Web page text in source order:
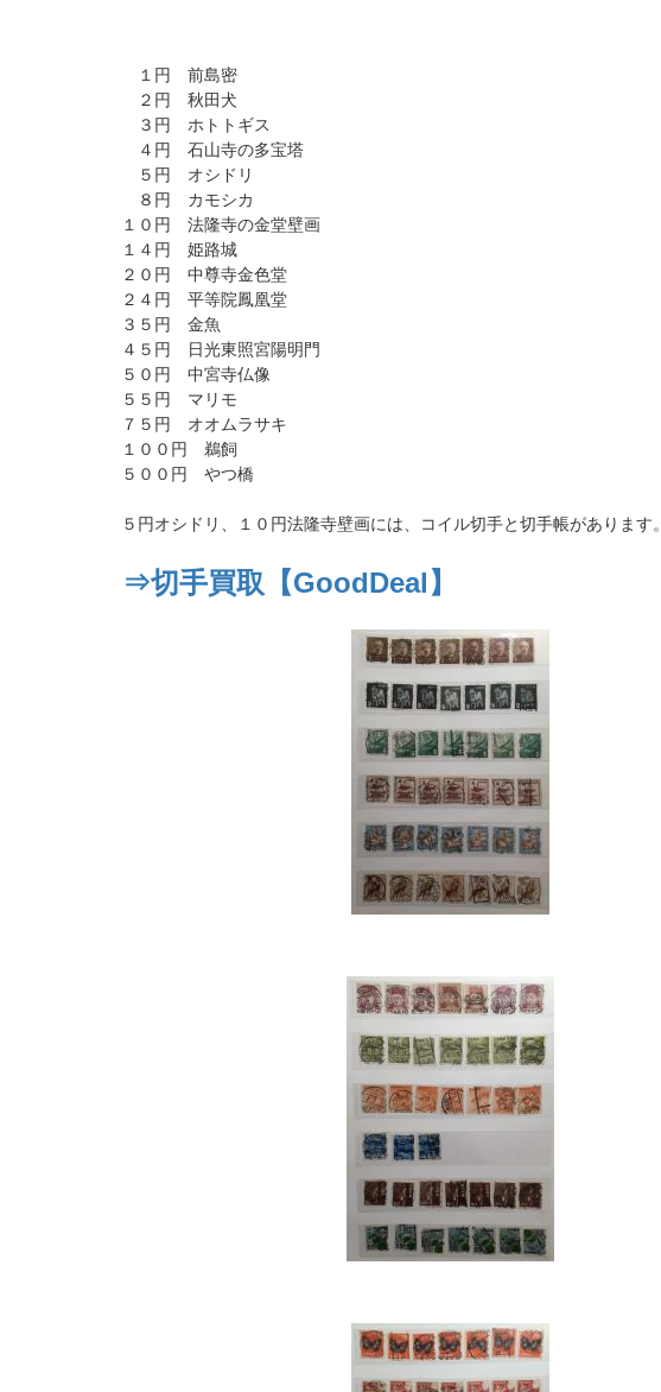
１円 前島密
２円 秋田犬
３円 ホトトギス
４円 石山寺の多宝塔
５円 オシドリ
８円 カモシカ
１０円 法隆寺の金堂壁画
１４円 姫路城
２０円 中尊寺金色堂
２４円 平等院鳳凰堂
３５円 金魚
４５円 日光東照宮陽明門
５０円 中宮寺仏像
５５円 マリモ
７５円 オオムラサキ
１００円 鵜飼
５００円 やつ橋
５円オシドリ、１０円法隆寺壁画には、コイル切手と切手帳があります。
⇒切手買取【GoodDeal】